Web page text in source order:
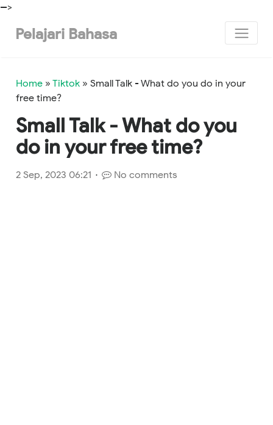
-->
Pelajari Bahasa
Home »Tiktok »Small Talk - What do you do in your
free time?
Small Talk - What do you
do in your free time?
2 Sep, 2023 06:21 No comments